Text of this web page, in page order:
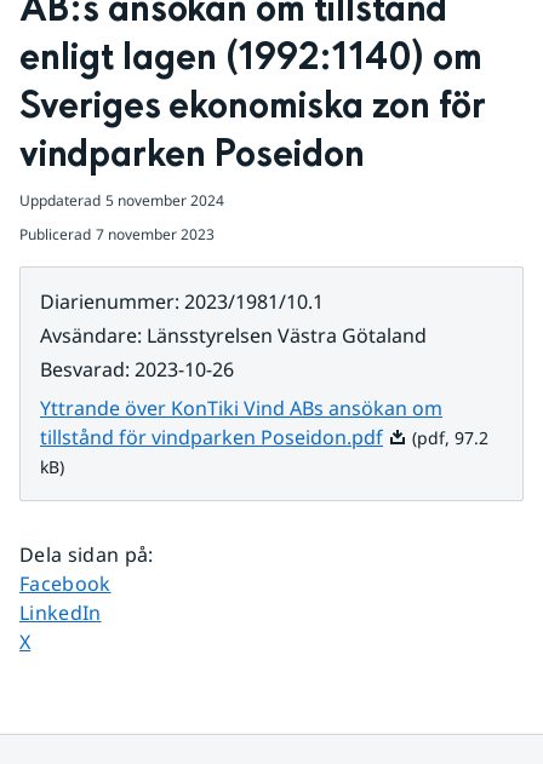
AB:s ansökan om tillstånd
enligt lagen (1992:1140) om
Sveriges ekonomiska zon för
vindparken Poseidon
Uppdaterad 5 november 2024
Publicerad 7 november 2023
Diarienummer: 2023/1981/10.1
Avsändare: Länsstyrelsen Västra Götaland
Besvarad: 2023-10-26
Yttrande över KonTiki Vind ABs ansökan om
tillstånd för vindparken Poseidon.pdfPdf, 97.2 kB.
(pdf, 97.2
kB)
Dela sidan på:
Dela sidan på
Facebook
Dela sidan på
LinkedIn
Dela sidan på
X